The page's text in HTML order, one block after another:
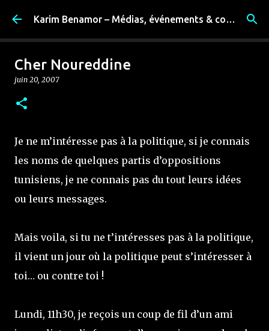
Accéder au contenu principal Karim Benamor – Médias, événements & coulisses
Cher Noureddine
juin 20, 2007
Je ne m’intéresse pas à la politique, si je connais
les noms de quelques partis d’oppositions
tunisiens, je ne connais pas du tout leurs idées
ou leurs messages.
Mais voila, si tu ne t’intéresses pas à la politique,
il vient un jour où la politique peut s’intéresser à
toi… ou contre toi !
Lundi, 11h30, je reçois un coup de fil d’un ami